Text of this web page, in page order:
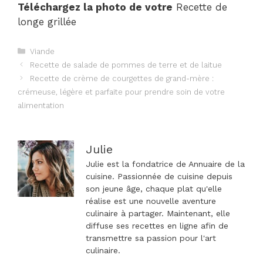
Téléchargez la photo de votre Recette de
longe grillée
Catégories
Viande
Navigation
des
Recette de salade de pommes de terre et de laitue
Recette de crème de courgettes de grand-mère :
crémeuse, légère et parfaite pour prendre soin de votre
alimentation
Julie
Julie est la fondatrice de Annuaire de la
cuisine. Passionnée de cuisine depuis
son jeune âge, chaque plat qu'elle
réalise est une nouvelle aventure
culinaire à partager. Maintenant, elle
diffuse ses recettes en ligne afin de
transmettre sa passion pour l'art
culinaire.